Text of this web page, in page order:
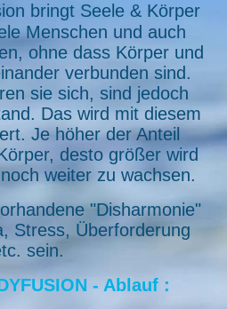
bringt Seele & Körper
Menschen und auch
ohne dass Körper und
verbunden sind.
sie sich, sind jedoch
Das wird mit diesem
Je höher der Anteil
desto größer wird
weiter zu wachsen.
"Disharmonie"
Stress, Überforderung
sein.
- Ablauf :